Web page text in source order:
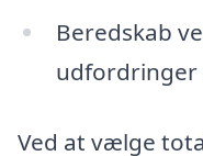
Beredskab
udfordringer
Ved at vælge